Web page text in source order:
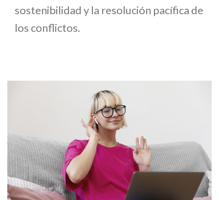
sostenibilidad y la resolución pacífica de
los conflictos.